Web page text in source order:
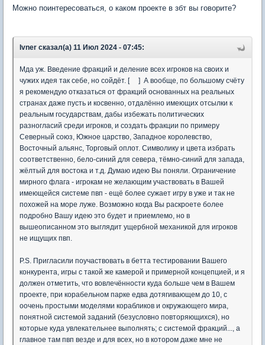
Можно поинтересоваться, о каком проекте в збт вы говорите?
Ivner сказал(а) 11 Июл 2024 - 07:45:
Мда уж. Введение фракций и деление всех игроков на своих и
чужих идея так себе, но сойдёт. [ ] А вообще, по большому счёту
я рекомендую отказаться от фракций основанных на реальных
странах даже пусть и косвенно, отдалённо имеющих отсылки к
реальным государствам, дабы избежать политических
разногласий среди игроков, и создать фракции по примеру
Северный союз, Южное царство, Западное королевство,
Восточный альянс, Торговый оплот. Символику и цвета избрать
соответственно, бело-синий для севера, тёмно-синий для запада,
жёлтый для востока и т.д. Думаю идею Вы поняли. Ограничение
мирного флага - игрокам не желающим участвовать в Вашей
имеющейся системе пвп - ещё более сужает игру в уже и так не
похожей на море луже. Возможно когда Вы раскроете более
подробно Вашу идею это будет и приемлемо, но в
вышеописанном это выглядит ущербной механикой для игроков
не ищущих пвп.
P.S. Пригласили поучаствовать в бетта тестировании Вашего
конкурента, игры с такой же камерой и примерной концепцией, и я
должен отметить, что вовлечённости куда больше чем в Вашем
проекте, при корабельном парке едва дотягивающем до 10, с
оочень простыми моделями корабликов и окружающего мира,
понятной системой заданий (безусловно повторяющихся), но
которые куда увлекательнее выполнять; с системой фракций..., а
главное там пвп везде и для всех, но в котором даже мне не